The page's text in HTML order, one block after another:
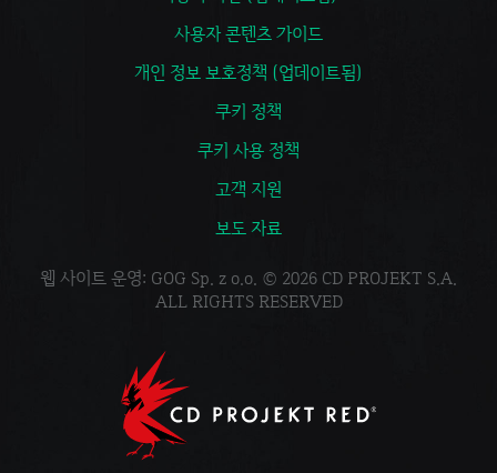
사용자 콘텐츠 가이드
개인 정보 보호정책 (업데이트됨)
쿠키 정책
쿠키 사용 정책
고객 지원
보도 자료
웹 사이트 운영: GOG Sp. z o.o. © 2026 CD PROJEKT S.A.
ALL RIGHTS RESERVED